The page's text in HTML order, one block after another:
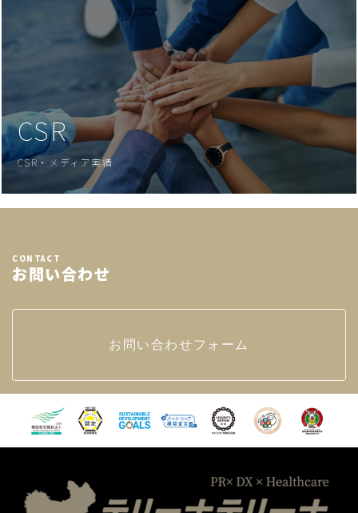
CSR
CSR・メディア実績
CONTACT
お問い合わせ
お問い合わせフォーム